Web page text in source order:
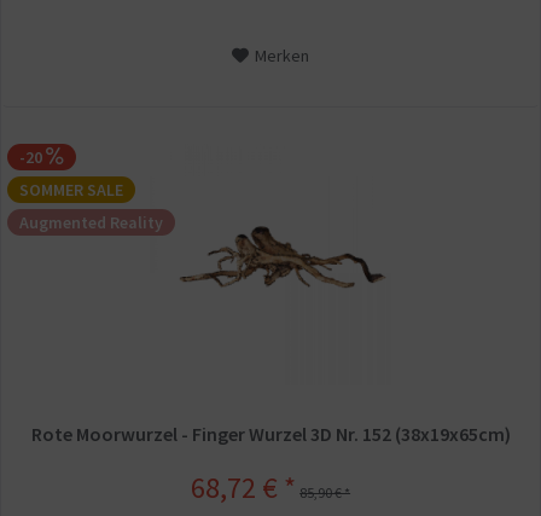
Merken
-20
SOMMER SALE
Augmented Reality
Rote Moorwurzel - Finger Wurzel 3D Nr. 152 (38x19x65cm)
68,72 € * 85,90 € *